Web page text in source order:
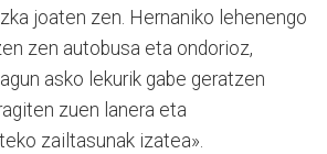
joaten zen. Hernaniko lehenengo
zen autobusa eta ondorioz,
asko lekurik gabe geratzen
zuen lanera eta
zailtasunak izatea».